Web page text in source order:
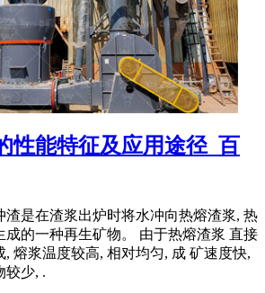
性能特征及应用途径_百
渣是在渣浆出炉时将水冲向热熔渣浆, 热
成的一种再生矿物。 由于热熔渣浆 直接
, 熔浆温度较高, 相对均匀, 成 矿速度快,
较少, .